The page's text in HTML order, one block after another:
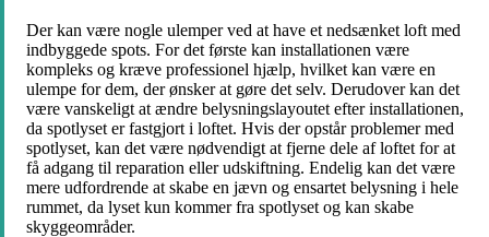
Der kan være nogle ulemper ved at have et nedsænket loft med
indbyggede spots. For det første kan installationen være
kompleks og kræve professionel hjælp, hvilket kan være en
ulempe for dem, der ønsker at gøre det selv. Derudover kan det
være vanskeligt at ændre belysningslayoutet efter installationen,
da spotlyset er fastgjort i loftet. Hvis der opstår problemer med
spotlyset, kan det være nødvendigt at fjerne dele af loftet for at
få adgang til reparation eller udskiftning. Endelig kan det være
mere udfordrende at skabe en jævn og ensartet belysning i hele
rummet, da lyset kun kommer fra spotlyset og kan skabe
skyggeområder.